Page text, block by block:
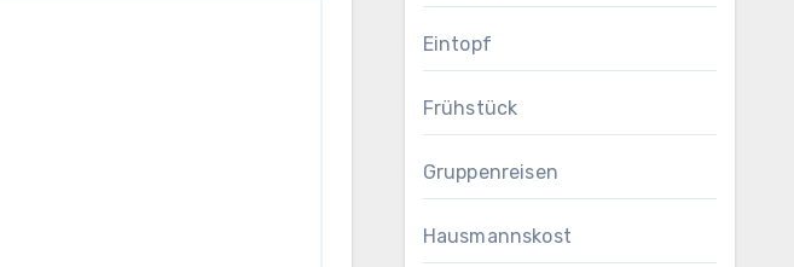
Eintopf
Frühstück
Gruppenreisen
Hausmannskost